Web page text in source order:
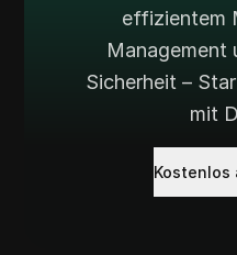
effizientem
Management
Sicherheit –
mit
Kostenlos